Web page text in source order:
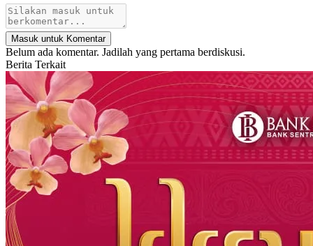
Masuk untuk Komentar
Belum ada komentar. Jadilah yang pertama berdiskusi.
Berita Terkait